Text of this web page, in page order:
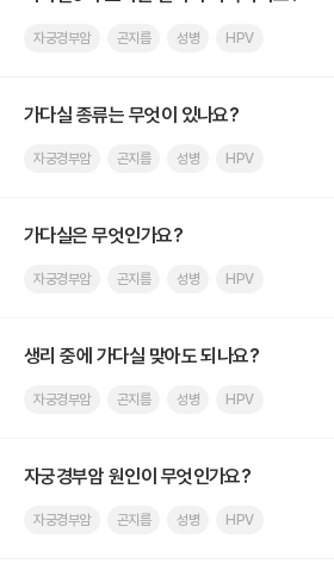
자궁경부암 곤지름 성병 HPV
가다실 종류는 무엇이 있나요?
자궁경부암 곤지름 성병 HPV
가다실은 무엇인가요?
자궁경부암 곤지름 성병 HPV
생리 중에 가다실 맞아도 되나요?
자궁경부암 곤지름 성병 HPV
자궁경부암 원인이 무엇인가요?
자궁경부암 곤지름 성병 HPV